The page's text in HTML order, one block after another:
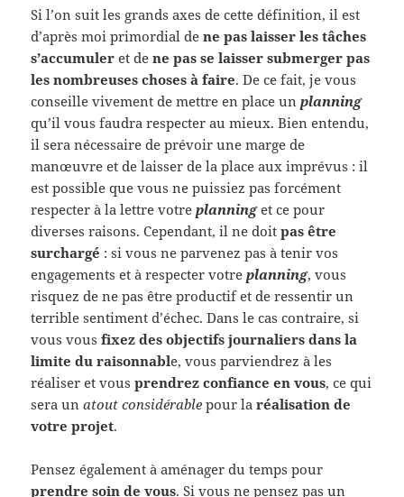
Si l’on suit les grands axes de cette définition, il est
d’après moi primordial dene pas laisser les tâches
s’accumuler et dene pas se laisser submerger pas
les nombreuses choses à faire. De ce fait, je vous
conseille vivement de mettre en place unplanning
qu’il vous faudra respecter au mieux. Bien entendu,
il sera nécessaire de prévoir une marge de
manœuvre et de laisser de la place aux imprévus : il
est possible que vous ne puissiez pas forcément
respecter à la lettre votreplanninget ce pour
diverses raisons. Cependant, il ne doitpas être
surchargé : si vous ne parvenez pas à tenir vos
engagements et à respecter votreplanning, vous
risquez de ne pas être productif et de ressentir un
terrible sentiment d’échec. Dans le cas contraire, si
vous vousfixez des objectifs journaliers dans la
limite du raisonnable, vous parviendrez à les
réaliser et vousprendrez confiance en vous, ce qui
sera unatout considérable pour laréalisation de
votre projet.
Pensez également à aménager du temps pour
prendre soin de vous. Si vous ne pensez pas un